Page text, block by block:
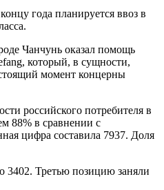
года планируется ввоз в
Чанчунь оказал помощь
который, в сущности,
момент концерны
российского потребителя в
88% в сравнении с
цифра составила 7937. Доля
3402. Третью позицию заняли